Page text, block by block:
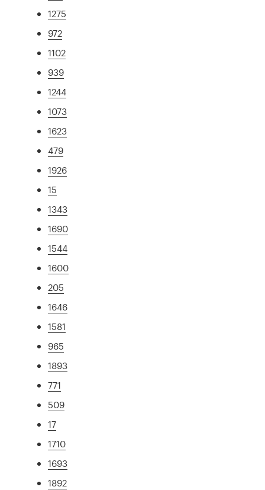
1275
972
1102
939
1244
1073
1623
479
1926
15
1343
1690
1544
1600
205
1646
1581
965
1893
771
509
17
1710
1693
1892